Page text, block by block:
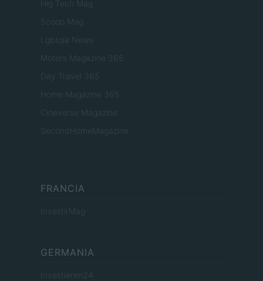
Hig Tech Mag
Scoop Mag
Lgbtqia News
Motors Magazine 365
Day Travel 365
Home Magazine 365
Cineverse Magazine
SecondHomeMagazine
FRANCIA
InvestirMag
GERMANIA
Investieren24